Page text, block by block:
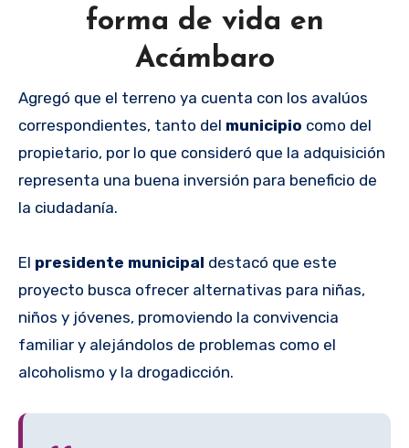
forma de vida en
Acámbaro
Agregó que el terreno ya cuenta con los avalúos
correspondientes, tanto del municipio como del
propietario, por lo que consideró que la adquisición
representa una buena inversión para beneficio de
la ciudadanía.
El presidente municipal destacó que este
proyecto busca ofrecer alternativas para niñas,
niños y jóvenes, promoviendo la convivencia
familiar y alejándolos de problemas como el
alcoholismo y la drogadicción.